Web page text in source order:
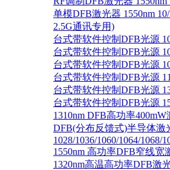
单模DFB激光器 1550nm
2.5G通讯专用)
台式带软件控制DFB光源
台式带软件控制DFB光源
台式带软件控制DFB光源
台式带软件控制DFB光源
台式带软件控制DFB光源
台式带软件控制DFB光源
1310nm DFB高功率
DFB(分布反馈式)半导体激
1028/1036/1060/1064/1068/
1550nm 高功率DFB窄线宽
1320nm高温高功率DFB激